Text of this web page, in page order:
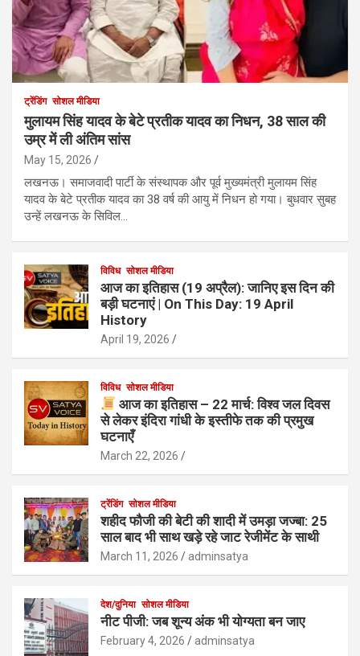
ट्रेंडिंग सोशल मीडिया
मुलायम सिंह यादव के बेटे प्रतीक यादव का निधन, 38 साल की
उम्र में ली अंतिम सांस
May 15, 2026
लखनऊ। समाजवादी पार्टी के संस्थापक और पूर्व मुख्यमंत्री मुलायम सिंह
यादव के बेटे प्रतीक यादव का 38 वर्ष की आयु में निधन हो गया। बुधवार सुबह
उन्हें लखनऊ के सिविल…
विविध सोशल मीडिया
आज का इतिहास (19 अप्रैल): जानिए इस दिन की
बड़ी घटनाएं | On This Day: 19 April
History
April 19, 2026
विविध सोशल मीडिया
आज का इतिहास – 22 मार्च: विश्व जल दिवस
से लेकर इंदिरा गांधी के इस्तीफे तक की प्रमुख
घटनाएँ
March 22, 2026
ट्रेंडिंग सोशल मीडिया
शहीद फौजी की बेटी की शादी में उमड़ा जज्बा: 25
साल बाद भी साथ खड़े रहे जाट रेजीमेंट के साथी
March 11, 2026 adminsatya
देश/दुनिया सोशल मीडिया
नीट पीजी: जब शून्य अंक भी योग्यता बन जाए
February 4, 2026 adminsatya